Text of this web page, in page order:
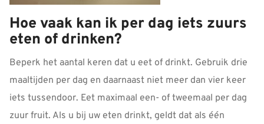
Hoe vaak kan ik per dag iets zuurs
eten of drinken?
Beperk het aantal keren dat u eet of drinkt. Gebruik drie
maaltijden per dag en daarnaast niet meer dan vier keer
iets tussendoor. Eet maximaal een- of tweemaal per dag
zuur fruit. Als u bij uw eten drinkt, geldt dat als één